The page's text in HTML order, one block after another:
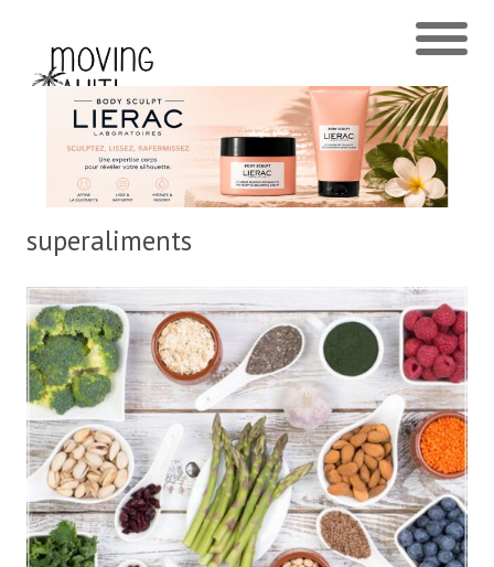
superaliments